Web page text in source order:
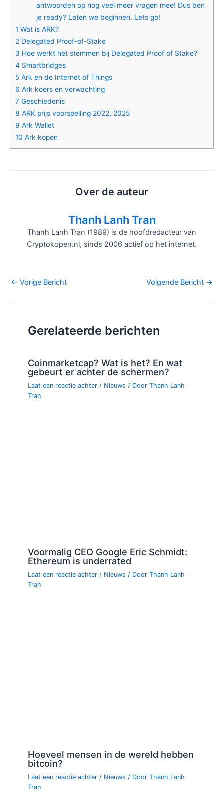
antwoorden op nog veel meer vragen mee! Dus ben
je ready? Laten we beginnen. Lets go!
1 Wat is ARK?
2 Delegated Proof-of-Stake
3 Hoe werkt het stemmen bij Delegated Proof of Stake?
4 Smartbridges
5 Ark en de Internet of Things
6 Ark koers en verwachting
7 Geschiedenis
8 ARK prijs voorspelling 2022, 2025
9 Ark Wallet
10 Ark kopen
Over de auteur
Thanh Lanh Tran
Thanh Lanh Tran (1989) is de hoofdredacteur van
Cryptokopen.nl, sinds 2006 actief op het internet.
Bericht
← Vorige Bericht Volgende Bericht →
Gerelateerde berichten
Coinmarketcap? Wat is het? En wat
gebeurt er achter de schermen?
Laat een reactie achter / Nieuws / DoorThanh Lanh
Tran
Voormalig CEO Google Eric Schmidt:
Ethereum is underrated
Laat een reactie achter / Nieuws / DoorThanh Lanh
Tran
Hoeveel mensen in de wereld hebben
bitcoin?
Laat een reactie achter / Nieuws / DoorThanh Lanh
Tran